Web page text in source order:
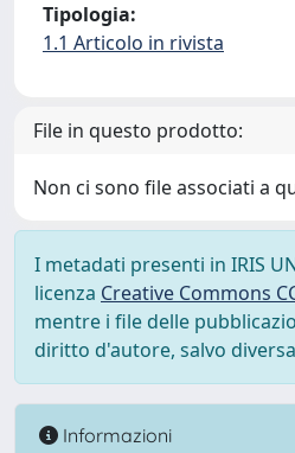
Tipologia:
1.1 Articolo in rivista
File in questo prodotto:
Non ci sono file associati a
I metadati presenti in IRIS
licenza Creative Commons
mentre i file delle
diritto d'autore, salvo
Informazioni